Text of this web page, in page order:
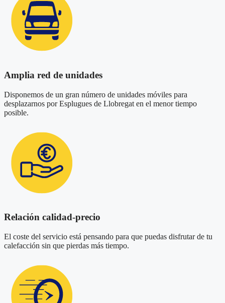
Amplia red de unidades
Disponemos de un gran número de unidades móviles para
desplazarnos por Esplugues de Llobregat en el menor tiempo
posible.
Relación calidad-precio
El coste del servicio está pensando para que puedas disfrutar de tu
calefacción sin que pierdas más tiempo.